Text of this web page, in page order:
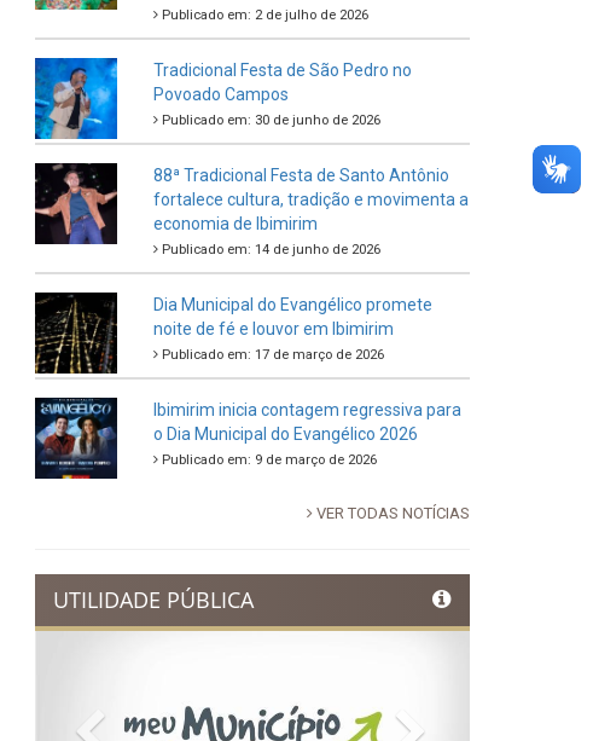
Publicado em: 2 de julho de 2026
Tradicional Festa de São Pedro no
Povoado Campos
Publicado em: 30 de junho de 2026
88ª Tradicional Festa de Santo Antônio
fortalece cultura, tradição e movimenta a
economia de Ibimirim
Publicado em: 14 de junho de 2026
Dia Municipal do Evangélico promete
noite de fé e louvor em Ibimirim
Publicado em: 17 de março de 2026
Ibimirim inicia contagem regressiva para
o Dia Municipal do Evangélico 2026
Publicado em: 9 de março de 2026
VER TODAS NOTÍCIAS
UTILIDADE PÚBLICA
Previous